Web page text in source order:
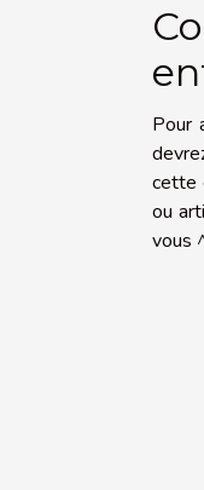
Pour
cette
ou
vous